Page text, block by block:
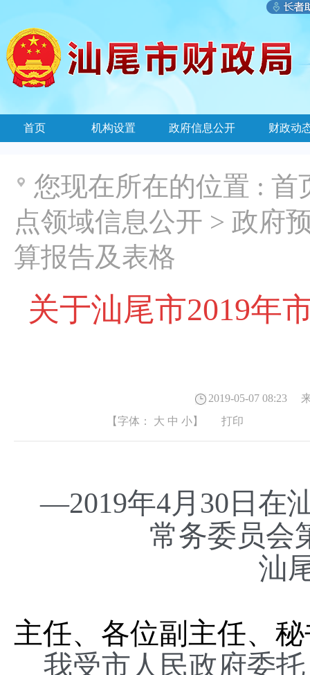
首页 机构设置 政府信息公开 财政动
您现在所在的位置 : 首
点领域信息公开 > 政府
算报告及表格
关于汕尾市2019年
2019-05-07 08:23
【字体： 大 中 小】 打印
—2019年4月30日在
常务委员会
汕
主任、各位副主任、
我受市人民政府委